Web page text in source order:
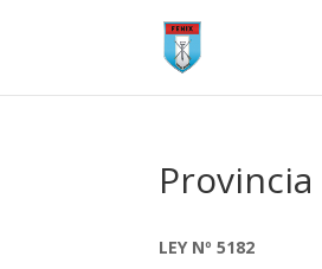
LEY Nº 5182